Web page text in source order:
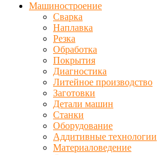
Машиностроение
Сварка
Наплавка
Резка
Обработка
Покрытия
Диагностика
Литейное производство
Заготовки
Детали машин
Станки
Оборудование
Аддитивные технологии
Материаловедение